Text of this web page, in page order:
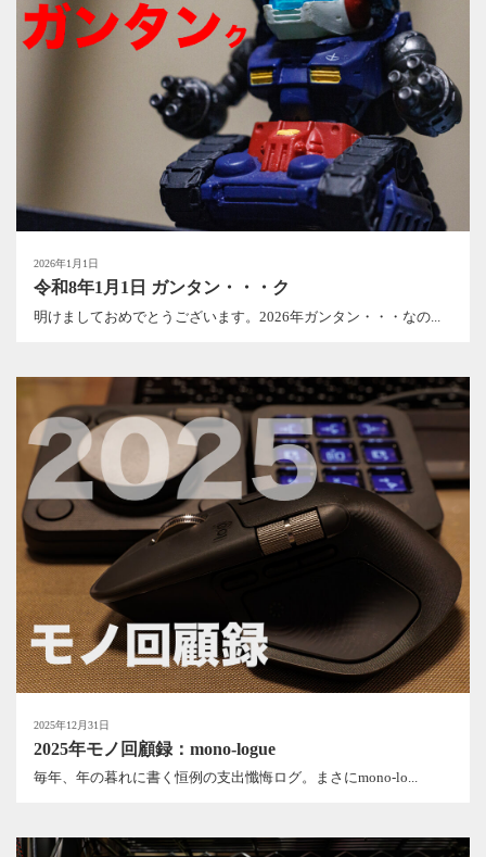
2026年1月1日
令和8年1月1日 ガンタン・・・ク
明けましておめでとうございます。2026年ガンタン・・・なの...
2025年12月31日
2025年モノ回顧録：mono-logue
毎年、年の暮れに書く恒例の支出懺悔ログ。まさにmono-lo...